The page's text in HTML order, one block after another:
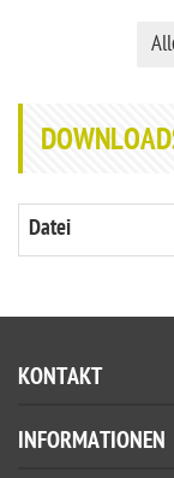
Datei
KONTAKT
INFORMATIONEN